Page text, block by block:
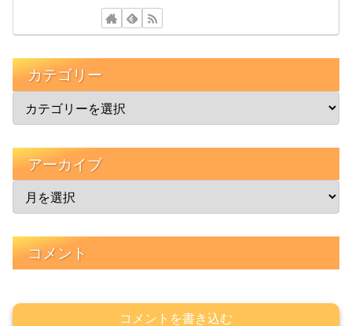
カテゴリー
アーカイブ
コメント
コメントを書き込む